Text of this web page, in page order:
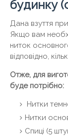
будинку
Дана взуття
Якщо вам
ниток
відповідно,
Отже, для
буде потрібно:
Нитки
Нитки
Спиці (5